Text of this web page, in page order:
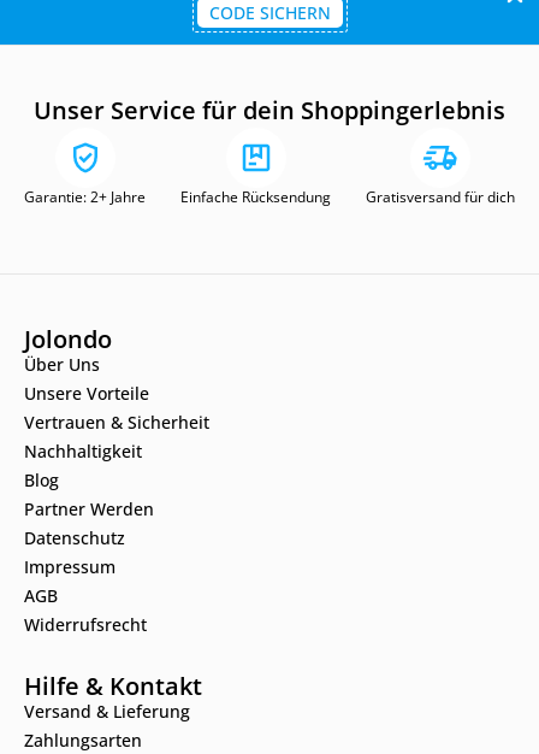
CODE SICHERN
Unser Service für dein Shoppingerlebnis
Garantie: 2+ Jahre Einfache Rücksendung Gratisversand für dich
Jolondo
Über Uns
Unsere Vorteile
Vertrauen & Sicherheit
Nachhaltigkeit
Blog
Partner Werden
Datenschutz
Impressum
AGB
Widerrufsrecht
Hilfe & Kontakt
Versand & Lieferung
Zahlungsarten